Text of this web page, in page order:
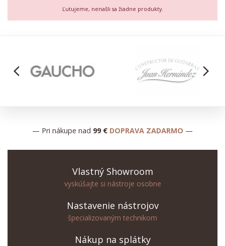
Ľutujeme, nenašli sa žiadne produkty.
arrow_back_ios arrow_forward_ios
— Pri nákupe nad 99 € DOPRAVA ZADARMO —
Vlastný Showroom
vyskúšajte si nástroje osobne
Nastavenie nástrojov
špecializovaným technikom
Nákup na splátky